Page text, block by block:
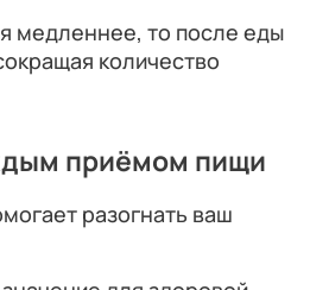
медленнее, то после еды
количество
приёмом пищи
разогнать ваш